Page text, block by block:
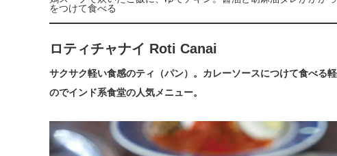
をつけて食べる
ロティチャナイ Roti Canai
サクサク軽い食感のティ（パン）。カレーソースにつけて食べる
のでインド系食堂の人気メニュー。